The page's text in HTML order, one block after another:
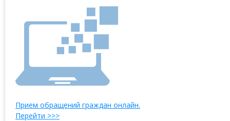
Прием обращений граждан онлайн.
Перейти >>>